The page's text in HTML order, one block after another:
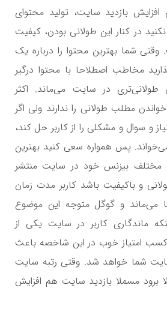
بازدید سایت، تولید محتوای
در کنار این طولانی بودن، کیفیت
شما بهترین محتوا را درباره یک
مخاطب اصطلاحا با محتوا درگیر
در سایت می‌ماند. اکثر
مطلب طولانی را ندارند ولی اگر
و سوال و مشکلی را از کاربر حل کند،
پس همواره سعی کنید بهترین
مختلف بیزنس خود در سایت منتشر
و باکیفیت باشد کاربر مدت زمان
می‌ماند و گوگل متوجه این موضوع
ماندگاری کاربر در سایت یکی از
امتیاز خوب در این شاخصه باعث
سایت شما خواهد شد. وقتی رتبه سایت
برود مسملا بازدید سایت هم افزایش